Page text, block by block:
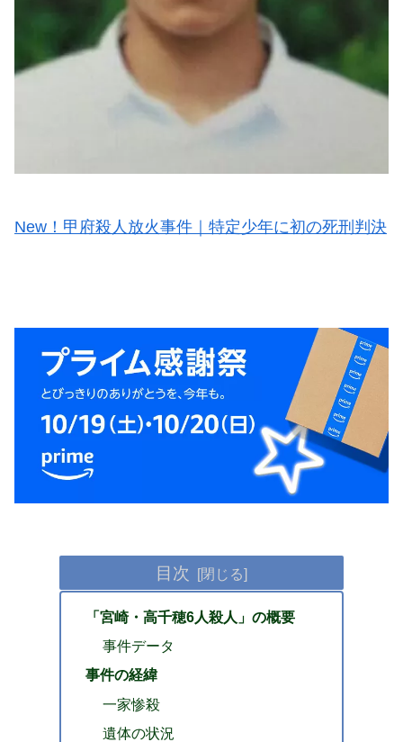
New！甲府殺人放火事件｜特定少年に初の死刑判決
目次
「宮崎・高千穂6人殺人」の概要
事件データ
事件の経緯
一家惨殺
遺体の状況